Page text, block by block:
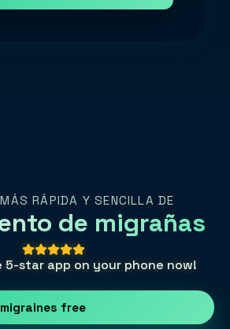
RÁPIDA Y SENCILLA DE
de migrañas
5-star app on your phone now!
free